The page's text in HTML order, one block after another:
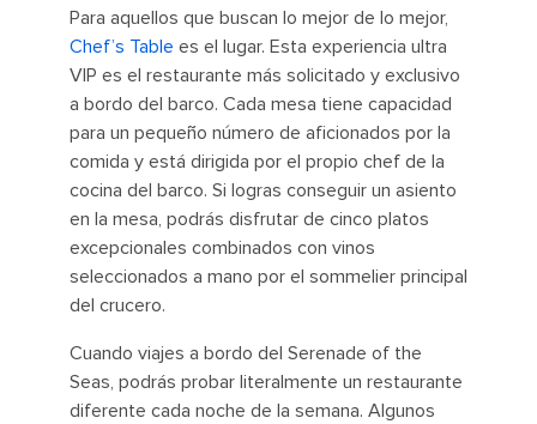
Para aquellos que buscan lo mejor de lo mejor,
Chef’s Table es el lugar. Esta experiencia ultra
VIP es el restaurante más solicitado y exclusivo
a bordo del barco. Cada mesa tiene capacidad
para un pequeño número de aficionados por la
comida y está dirigida por el propio chef de la
cocina del barco. Si logras conseguir un asiento
en la mesa, podrás disfrutar de cinco platos
excepcionales combinados con vinos
seleccionados a mano por el sommelier principal
del crucero.
Cuando viajes a bordo del Serenade of the
Seas, podrás probar literalmente un restaurante
diferente cada noche de la semana. Algunos